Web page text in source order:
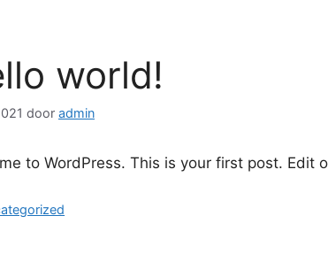
world!
door admin
to WordPress. This is your first post. Edit